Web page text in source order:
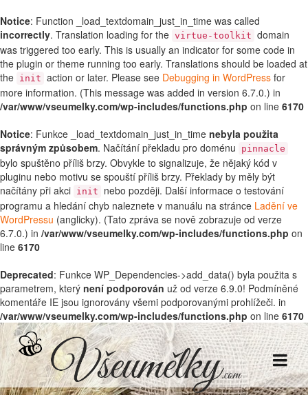
Notice: Function _load_textdomain_just_in_time was called
incorrectly. Translation loading for the virtue-toolkit domain
was triggered too early. This is usually an indicator for some code in
the plugin or theme running too early. Translations should be loaded at
the init action or later. Please see Debugging in WordPress for
more information. (This message was added in version 6.7.0.) in
/var/www/vseumelky.com/wp-includes/functions.php on line 6170
Notice: Funkce _load_textdomain_just_in_time nebyla použita
správným způsobem. Načítání překladu pro doménu pinnacle
bylo spuštěno příliš brzy. Obvykle to signalizuje, že nějaký kód v
pluginu nebo motivu se spouští příliš brzy. Překlady by měly být
načítány při akci init
nebo později. Další informace o testování
programu a hledání chyb naleznete v manuálu na stránce Ladění ve
WordPressu (anglicky). (Tato zpráva se nově zobrazuje od verze
6.7.0.) in /var/www/vseumelky.com/wp-includes/functions.php on
line 6170
Deprecated: Funkce WP_Dependencies->add_data() byla použita s
parametrem, který není podporován už od verze 6.9.0! Podmíněné
komentáře IE jsou ignorovány všemi podporovanými prohlížeči. in
/var/www/vseumelky.com/wp-includes/functions.php on line 6170